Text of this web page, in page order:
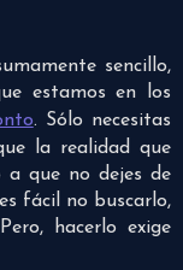
sencillo,
estamos en los
. Sólo necesitas
la realidad que
a que no dejes de
fácil no buscarlo,
hacerlo exige